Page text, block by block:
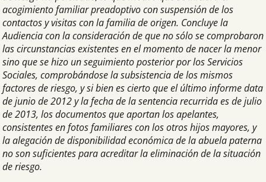
acogimiento familiar preadoptivo con suspensión de los
contactos y visitas con la familia de origen. Concluye la
Audiencia con la consideración de que no sólo se comprobaron
las circunstancias existentes en el momento de nacer la menor
sino que se hizo un seguimiento posterior por los Servicios
Sociales, comprobándose la subsistencia de los mismos
factores de riesgo, y si bien es cierto que el último informe data
de junio de 2012 y la fecha de la sentencia recurrida es de julio
de 2013, los documentos que aportan los apelantes,
consistentes en fotos familiares con los otros hijos mayores, y
la alegación de disponibilidad económica de la abuela paterna
no son suficientes para acreditar la eliminación de la situación
de riesgo.